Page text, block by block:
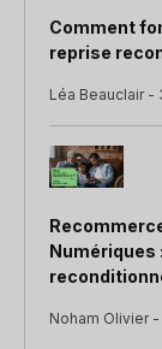
Comment
reprise
Léa Beauclair -
Numériques
Noham Olivier